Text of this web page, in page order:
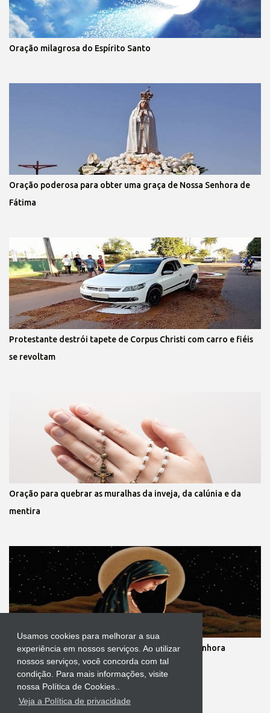
Usamos cookies para melhorar a sua
experiência em nossos serviços. Ao utilizar
nossos serviços, você concorda com tal
condição. Para mais informações, visite
nossa Política de Cookies..
Veja a Política de privacidade
Oração milagrosa do Espírito Santo
Oração poderosa para obter uma graça de Nossa Senhora de
Fátima
Protestante destrói tapete de Corpus Christi com carro e fiéis
se revoltam
Oração para quebrar as muralhas da inveja, da calúnia e da
mentira
Novena dos nove meses de gestação de Nossa Senhora
Tecnologia do Blogger